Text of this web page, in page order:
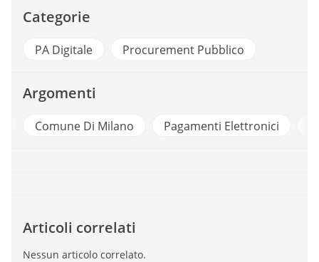
Categorie
PA Digitale Procurement Pubblico
Argomenti
Comune Di Milano Pagamenti Elettronici
Articoli correlati
Nessun articolo correlato.